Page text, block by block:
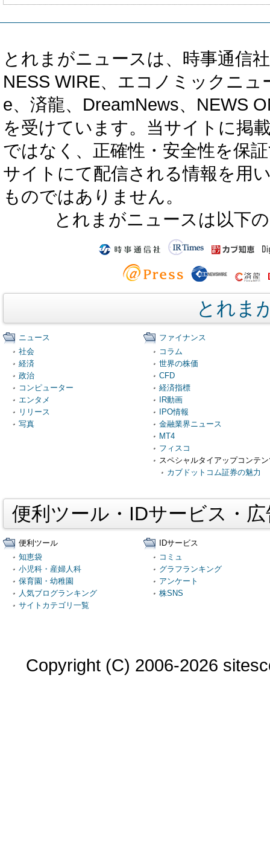
とれまがニュースは、時事通信
NESS WIRE、エコノミックニ
e、済龍、DreamNews、NEWS
を受けています。当サイトに掲
ではなく、正確性・安全性を保
サイトにて配信される情報を用
ものではありません。
とれまがニュースは以下
とれま
ニュース
社会
経済
政治
コンピューター
エンタメ
リリース
写真
ファイナンス
コラム
世界の株価
CFD
経済指標
IR動画
IPO情報
金融業界ニュース
MT4
フィスコ
スペシャルタイアップコンテ
カブドットコム証券の魅力
便利ツール・IDサービス・
便利ツール
知恵袋
小児科・産婦人科
保育園・幼稚園
人気ブログランキング
サイトカテゴリ一覧
IDサービス
コミュ
グラフランキング
アンケート
株SNS
Copyright (C) 2006-2026